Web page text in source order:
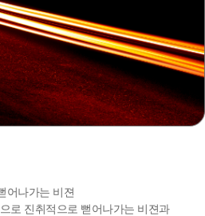
어나가는 비젼
로 진취적으로 뻗어나가는 비젼과